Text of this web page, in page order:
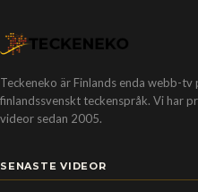
Teckeneko är Finlands enda webb-tv
finlandssvenskt teckenspråk. Vi har
videor sedan 2005.
SENASTE VIDEOR